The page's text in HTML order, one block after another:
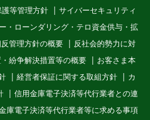
等管理方針
サイバーセキュリティ
・ローンダリング・テロ資金供与・拡
管理方針の概要
反社会的勢力に対
紛争解決措置等の概要
お客さま本
経営者保証に関する取組方針
カ
信用金庫電子決済等代行業者との連
庫電子決済等代行業者等に求める事項